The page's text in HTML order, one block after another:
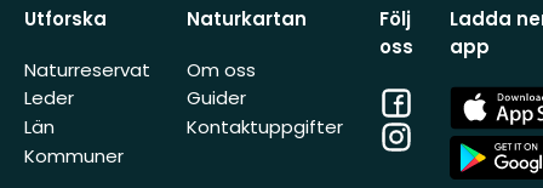
Utforska
Naturreservat
Leder
Län
Kommuner
Naturkartan
Om oss
Guider
Kontaktuppgifter
Följ
oss
Facebook
Instagram
Ladda
app
App
Store
App
Store